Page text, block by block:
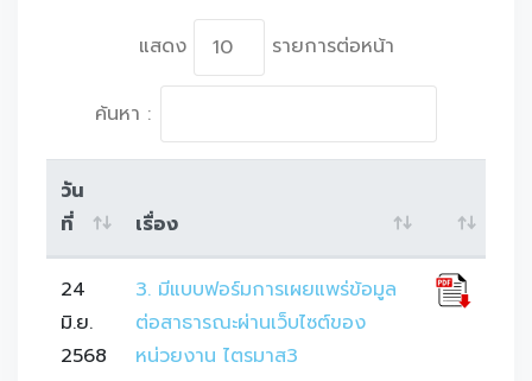
แสดง รายการต่อหน้า
ค้นหา :
วัน
ที่
เรื่อง
24
มิ.ย.
2568
3. มีแบบฟอร์มการเผยแพร่ข้อมูล
ต่อสาธารณะผ่านเว็บไซต์ของ
หน่วยงาน ไตรมาส3